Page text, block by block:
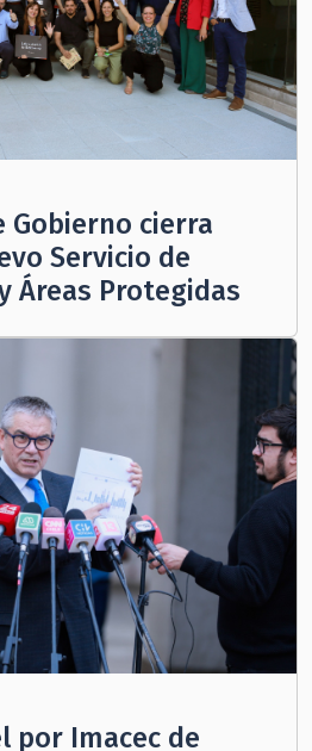
Gobierno cierra
Servicio de
Áreas Protegidas
por Imacec de